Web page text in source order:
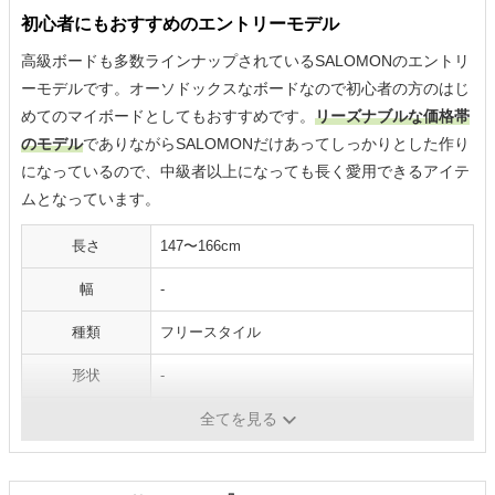
初心者にもおすすめのエントリーモデル
高級ボードも多数ラインナップされているSALOMONのエントリ
ーモデルです。オーソドックスなボードなので初心者の方のはじ
めてのマイボードとしてもおすすめです。 リーズナブルな価格帯
のモデルでありながらSALOMONだけあってしっかりとした作り
になっているので、中級者以上になっても長く愛用できるアイテ
ムとなっています。
長さ 147〜166cm
幅 -
種類 フリースタイル
形状 -
ミディアム全てを見る